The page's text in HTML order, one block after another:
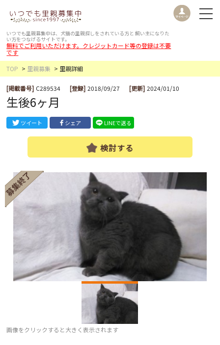
いつでも里親募集中は、犬猫の里親探しをされている方と 飼い主になりた
い方をつなげるサイトです。
無料でご利用いただけます。クレジットカード等の登録は不要
です
TOP
里親募集 里親詳細
[掲載番号] C289534 [登録] 2018/09/27 [更新] 2024/01/10
生後6ヶ月
ツイート シェア LINEで送る
検討する
画像をクリックすると大きく表示されます